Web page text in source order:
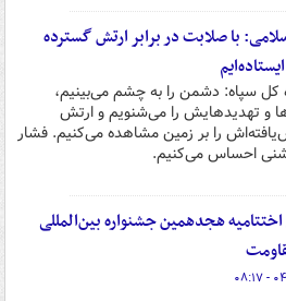
با صلابت در برابر ارتش گسترده
کل سپاه: دشمن را به چشم می‌بینیم،
و تهدیدهایش را می‌شنویم و ارتش
را بر زمین مشاهده می‌کنیم. فشار
احساس می‌کنیم.
هجدهمین جشنواره بین‌المللی